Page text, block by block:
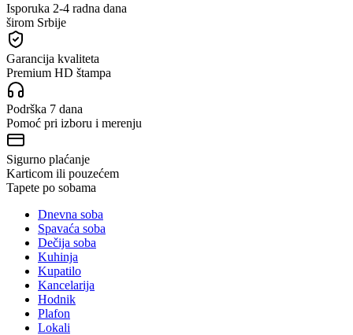
Isporuka 2-4 radna dana
širom Srbije
Garancija kvaliteta
Premium HD štampa
Podrška 7 dana
Pomoć pri izboru i merenju
Sigurno plaćanje
Karticom ili pouzećem
Tapete po sobama
Dnevna soba
Spavaća soba
Dečija soba
Kuhinja
Kupatilo
Kancelarija
Hodnik
Plafon
Lokali